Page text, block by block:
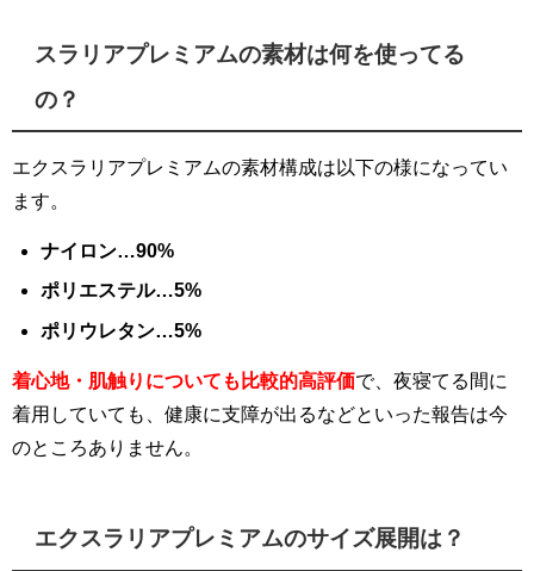
スラリアプレミアムの素材は何を使ってる
の？
エクスラリアプレミアムの素材構成は以下の様になってい
ます。
ナイロン…90%
ポリエステル…5%
ポリウレタン…5%
着心地・肌触りについても比較的高評価で、夜寝てる間に
着用していても、健康に支障が出るなどといった報告は今
のところありません。
エクスラリアプレミアムのサイズ展開は？